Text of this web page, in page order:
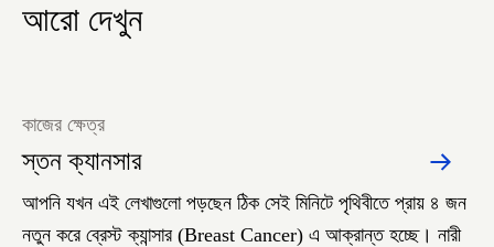
আরো দেখুন
স্তন ক্যানসার
কাজের ক্ষেত্র
আপনি যখন এই লেখাগুলো পড়ছেন ঠিক সেই মিনিটে পৃথিবীতে প্রায় ৪ জন
নতুন করে ব্রেস্ট ক্যান্সার (Breast Cancer) এ আক্রান্ত হচ্ছে। নারী